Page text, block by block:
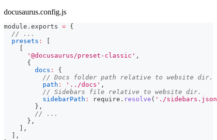
docusaurus.config.js
module . exports = {
// ...
presets :
[
[
'@docusaurus/preset-classic' ,
{
docs :
{
// Docs folder path relative to website dir.
path : '../docs' ,
// Sidebars file relative to website dir.
sidebarPath : require . resolve ( './
} ,
// ...
} ,
] ,
] ,